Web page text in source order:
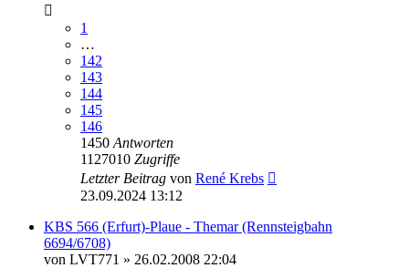
1
…
142
143
144
145
146
1450 Antworten
1127010 Zugriffe
Letzter Beitrag von René Krebs
23.09.2024 13:12
KBS 566 (Erfurt)-Plaue - Themar (Rennsteigbahn
6694/6708)
von LVT771 » 26.02.2008 22:04